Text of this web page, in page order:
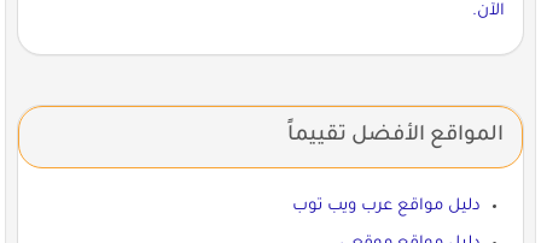
الآن.
المواقع الأفضل تقييماً
دليل مواقع عرب ويب توب